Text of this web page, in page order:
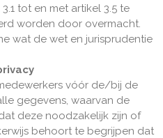
tot en met artikel 3.5 te
worden door overmacht.
wat de wet en jurisprudentie
vóór de/bij de
gegevens, waarvan de
deze noodzakelijk zijn of
behoort te begrijpen dat